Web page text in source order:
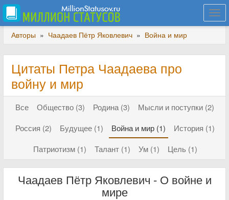
Авторы » Чаадаев Пётр Яковлевич » Война и мир
Цитаты Петра Чаадаева про
войну и мир
Все Общество (3) Родина (3)
Мысли и поступки (2)
Россия (2)
Будущее (1) Война и мир (1)
История (1)
Патриотизм (1)
Талант (1) Ум (1) Цель (1)
Чаадаев Пётр Яковлевич - О войне и
мире